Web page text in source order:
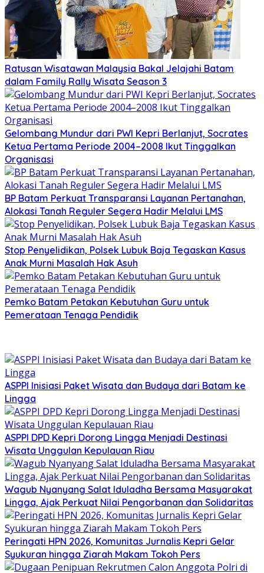
Ratusan Wisatawan Malaysia Bakal Jelajahi Batam
dalam Family Rally Wisata Season 3
Gelombang Mundur dari PWI Kepri Berlanjut, Socrates
Ketua Pertama Periode 2004–2008 Ikut Tinggalkan
Organisasi
BP Batam Perkuat Transparansi Layanan Pertanahan,
Alokasi Tanah Reguler Segera Hadir Melalui LMS
Stop Penyelidikan, Polsek Lubuk Baja Tegaskan Kasus
Anak Murni Masalah Hak Asuh
Pemko Batam Petakan Kebutuhan Guru untuk
Pemerataan Tenaga Pendidik
ASPPI Inisiasi Paket Wisata dan Budaya dari Batam ke
Lingga
ASPPI DPD Kepri Dorong Lingga Menjadi Destinasi
Wisata Unggulan Kepulauan Riau
Wagub Nyanyang Salat Iduladha Bersama Masyarakat
Lingga, Ajak Perkuat Nilai Pengorbanan dan Solidaritas
Peringati HPN 2026, Komunitas Jurnalis Kepri Gelar
Syukuran hingga Ziarah Makam Tokoh Pers